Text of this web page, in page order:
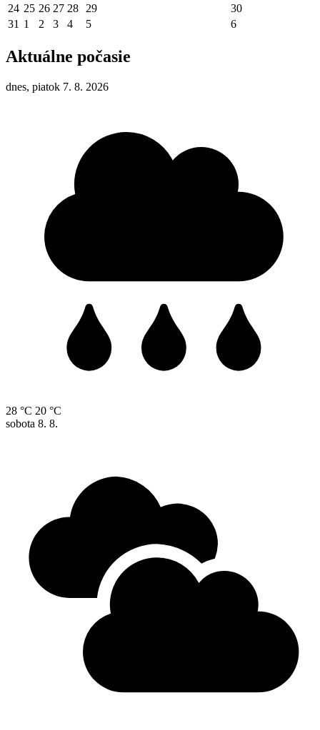
24 25 26 27 28 29
30
31 1 2 3 4 5 6
Aktuálne počasie
dnes, piatok 7. 8. 2026
28 °C 20 °C
sobota 8. 8.